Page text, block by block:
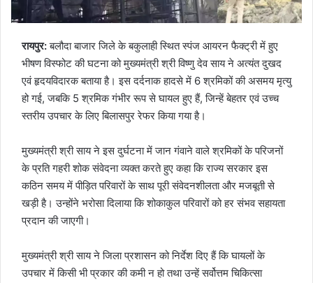
रायपुर:बलौदा बाजार जिले के बकुलाही स्थित स्पंज आयरन फैक्ट्री में हुए
भीषण विस्फोट की घटना को मुख्यमंत्री श्री विष्णु देव साय ने अत्यंत दुखद
एवं हृदयविदारक बताया है। इस दर्दनाक हादसे में 6 श्रमिकों की असमय मृत्यु
हो गई, जबकि 5 श्रमिक गंभीर रूप से घायल हुए हैं, जिन्हें बेहतर एवं उच्च
स्तरीय उपचार के लिए बिलासपुर रेफर किया गया है।
मुख्यमंत्री श्री साय ने इस दुर्घटना में जान गंवाने वाले श्रमिकों के परिजनों
के प्रति गहरी शोक संवेदना व्यक्त करते हुए कहा कि राज्य सरकार इस
कठिन समय में पीड़ित परिवारों के साथ पूरी संवेदनशीलता और मजबूती से
खड़ी है। उन्होंने भरोसा दिलाया कि शोकाकुल परिवारों को हर संभव सहायता
प्रदान की जाएगी।
मुख्यमंत्री श्री साय ने जिला प्रशासन को निर्देश दिए हैं कि घायलों के
उपचार में किसी भी प्रकार की कमी न हो तथा उन्हें सर्वोत्तम चिकित्सा